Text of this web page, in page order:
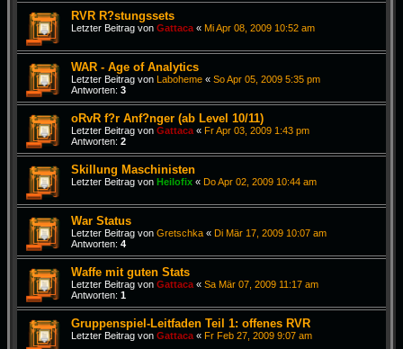
RVR R?stungssets
Letzter Beitrag von Gattaca « Mi Apr 08, 2009 10:52 am
WAR - Age of Analytics
Letzter Beitrag von Laboheme « So Apr 05, 2009 5:35 pm
Antworten: 3
oRvR f?r Anf?nger (ab Level 10/11)
Letzter Beitrag von Gattaca « Fr Apr 03, 2009 1:43 pm
Antworten: 2
Skillung Maschinisten
Letzter Beitrag von Heilofix « Do Apr 02, 2009 10:44 am
War Status
Letzter Beitrag von Gretschka « Di Mär 17, 2009 10:07 am
Antworten: 4
Waffe mit guten Stats
Letzter Beitrag von Gattaca « Sa Mär 07, 2009 11:17 am
Antworten: 1
Gruppenspiel-Leitfaden Teil 1: offenes RVR
Letzter Beitrag von Gattaca « Fr Feb 27, 2009 9:07 am